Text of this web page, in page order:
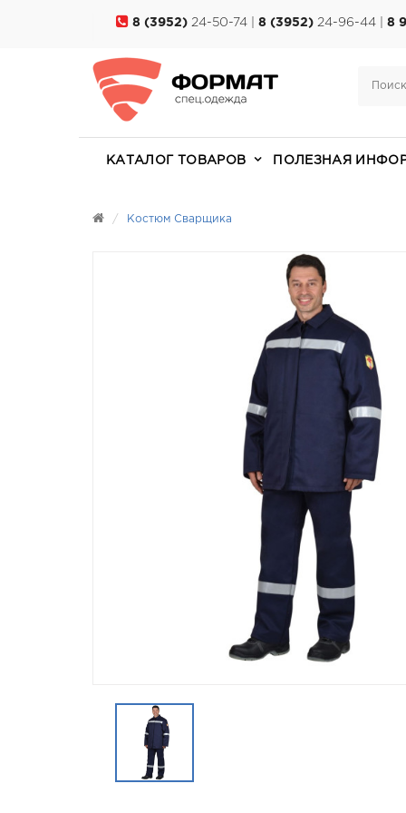
8 (3952) 24-50-74 | 8 (3952) 24-96-44 | 8
КАТАЛОГ ТОВАРОВ ПОЛЕЗНАЯ
Костюм Сварщика